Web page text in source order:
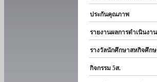
ประกันคุณภาพ
รายงานผลการดำเนินงาน
รางวัลนักศึกษาสหกิจศึกษ
กิจกรรม 5ส.